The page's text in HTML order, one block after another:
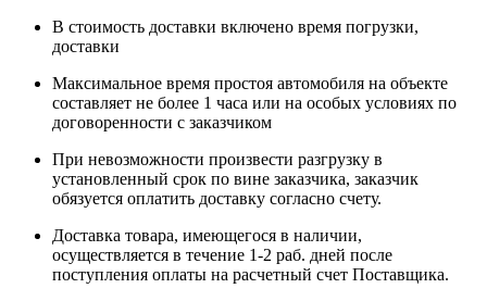
В стоимость доставки включено время погрузки,
доставки
Максимальное время простоя автомобиля на объекте
составляет не более 1 часа или на особых условиях по
договоренности с заказчиком
При невозможности произвести разгрузку в
установленный срок по вине заказчика, заказчик
обязуется оплатить доставку согласно счету.
Доставка товара, имеющегося в наличии,
осуществляется в течение 1-2 раб. дней после
поступления оплаты на расчетный счет Поставщика.